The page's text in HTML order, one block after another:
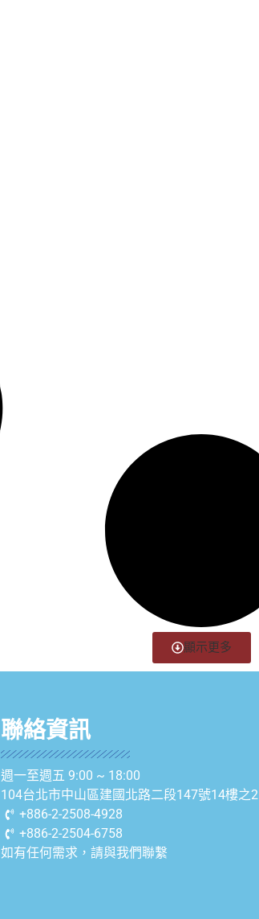
顯示更多
聯絡資訊
週一至週五 9:00 ~ 18:00
104台北市中山區建國北路二段147號14樓之2
+886-2-2508-4928
+886-2-2504-6758
如有任何需求，請與我們聯繫